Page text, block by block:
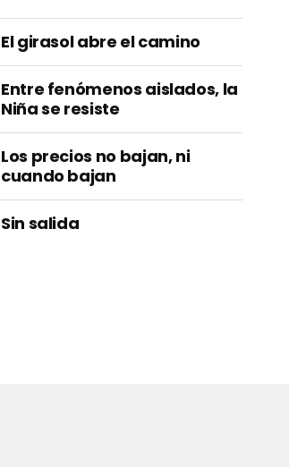
El girasol abre el camino
Entre fenómenos aislados, la
Niña se resiste
Los precios no bajan, ni
cuando bajan
Sin salida